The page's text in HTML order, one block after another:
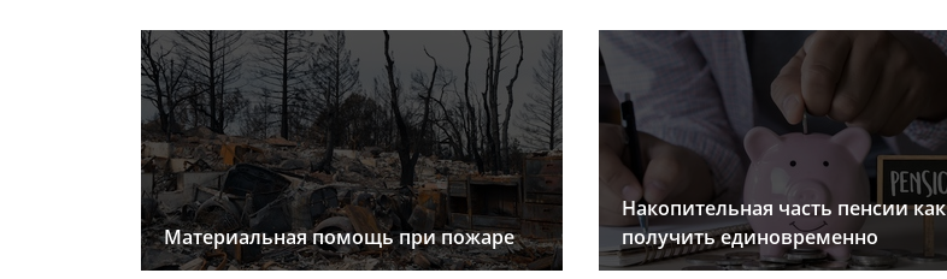
Материальная помощь при пожаре
Накопительная часть пенсии как
получить единовременно